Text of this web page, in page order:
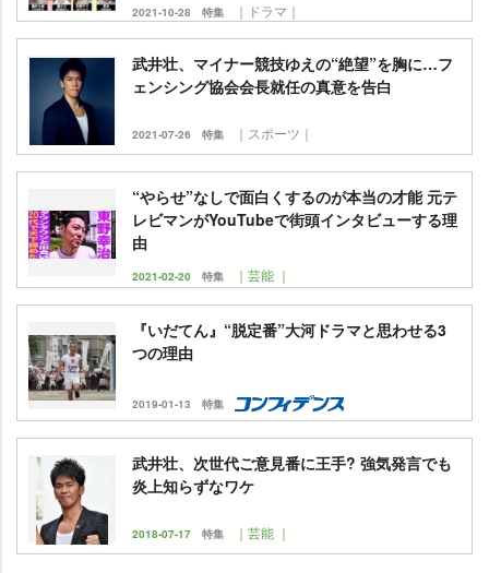
2021-10-28 特集 ｜ドラマ｜
武井壮、マイナー競技ゆえの“絶望”を胸に…フ
ェンシング協会会長就任の真意を告白
2021-07-26 特集 ｜スポーツ｜
“やらせ”なしで面白くするのが本当の才能 元テ
レビマンがYouTubeで街頭インタビューする理
由
2021-02-20 特集 ｜芸能 ｜
『いだてん』“脱定番”大河ドラマと思わせる3
つの理由
2019-01-13 特集
武井壮、次世代ご意見番に王手? 強気発言でも
炎上知らずなワケ
2018-07-17 特集 ｜芸能 ｜